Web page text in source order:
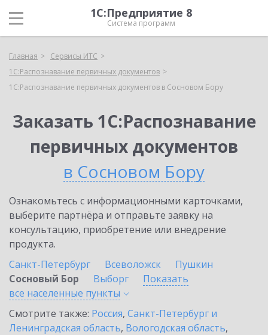
1С:Предприятие 8
Система программ
Главная
Сервисы ИТС
1С:Распознавание первичных документов
1С:Распознавание первичных документов в Сосновом Бору
Заказать 1С:Распознавание
первичных документов
в Сосновом Бору
Ознакомьтесь с информационными карточками,
выберите партнёра и отправьте заявку на
консультацию, приобретение или внедрение
продукта.
Санкт-Петербург
Всеволожск
Пушкин
Сосновый Бор
Выборг
Показать
все населенные пункты
Смотрите также: Россия, Санкт-Петербург и
Ленинградская область, Вологодская область,